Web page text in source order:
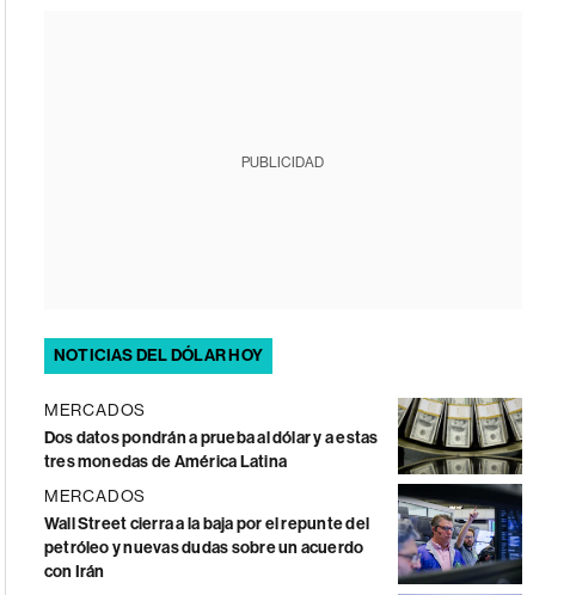
PUBLICIDAD
NOTICIAS DEL DÓLAR HOY
MERCADOS
Dos datos pondrán a prueba al dólar y a estas
tres monedas de América Latina
MERCADOS
Wall Street cierra a la baja por el repunte del
petróleo y nuevas dudas sobre un acuerdo
con Irán